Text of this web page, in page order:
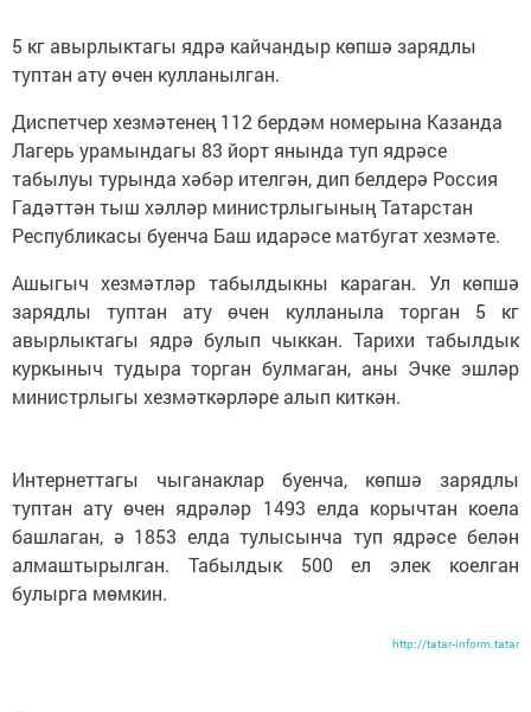
5 кг авырлыктагы ядрә кайчандыр көпшә зарядлы
туптан ату өчен кулланылган.
Диспетчер хезмәтенең 112 бердәм номерына Казанда
Лагерь урамындагы 83 йорт янында туп ядрәсе
табылуы турында хәбәр ителгән, дип белдерә Россия
Гадәттән тыш хәлләр министрлыгының Татарстан
Республикасы буенча Баш идарәсе матбугат хезмәте.
Ашыгыч хезмәтләр табылдыкны караган. Ул көпшә
зарядлы туптан ату өчен кулланыла торган 5 кг
авырлыктагы ядрә булып чыккан. Тарихи табылдык
куркыныч тудыра торган булмаган, аны Эчке эшләр
министрлыгы хезмәткәрләре алып киткән.
Интернеттагы чыганаклар буенча, көпшә зарядлы
туптан ату өчен ядрәләр 1493 елда корычтан коела
башлаган, ә 1853 елда тулысынча туп ядрәсе белән
алмаштырылган. Табылдык 500 ел элек коелган
булырга мөмкин.
http://tatar-inform.tatar